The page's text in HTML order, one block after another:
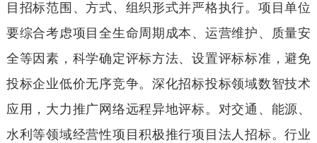
目招标范围、方式、组织形式并严格执行。项目单位
要综合考虑项目全生命周期成本、运营维护、质量安
全等因素，科学确定评标方法、设置评标标准，避免
投标企业低价无序竞争。深化招标投标领域数智技术
应用，大力推广网络远程异地评标。对交通、能源、
水利等领域经营性项目积极推行项目法人招标。行业